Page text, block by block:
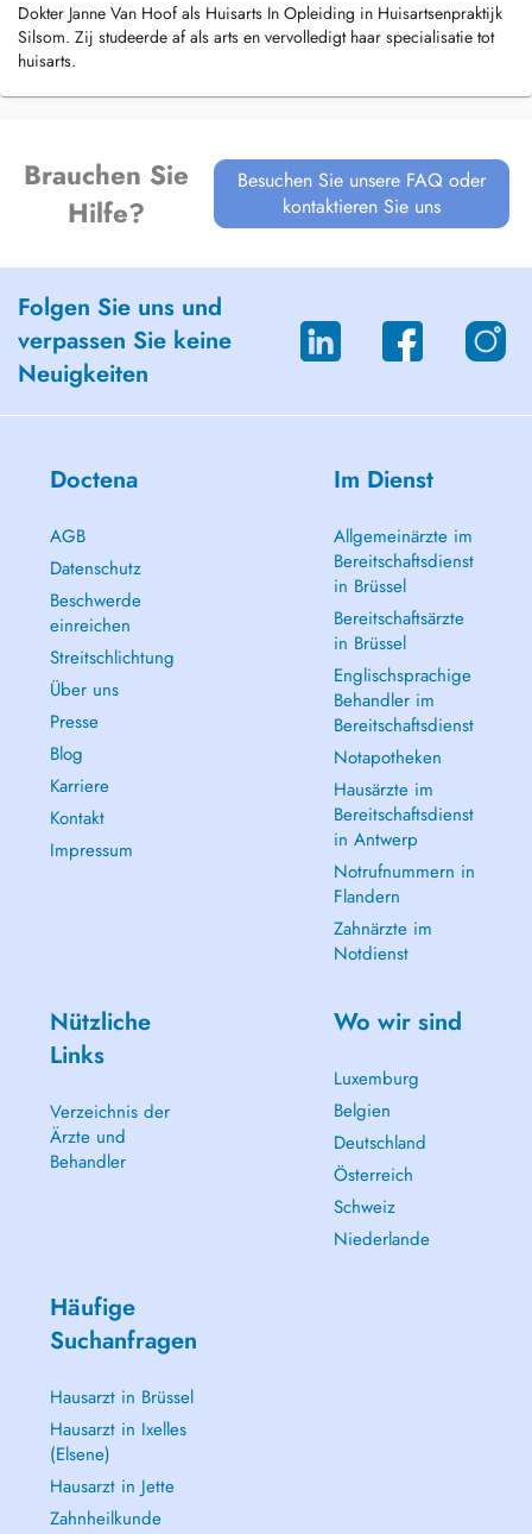
Dokter Janne Van Hoof als Huisarts In Opleiding in Huisartsenpraktijk
Silsom. Zij studeerde af als arts en vervolledigt haar specialisatie tot
huisarts.
Brauchen Sie
Hilfe?
Besuchen Sie unsere FAQ oder
kontaktieren Sie uns
Folgen Sie uns und
verpassen Sie keine
Neuigkeiten
Doctena
AGB
Datenschutz
Beschwerde
einreichen
Streitschlichtung
Über uns
Presse
Blog
Karriere
Kontakt
Impressum
Im Dienst
Allgemeinärzte im
Bereitschaftsdienst
in Brüssel
Bereitschaftsärzte
in Brüssel
Englischsprachige
Behandler im
Bereitschaftsdienst
Notapotheken
Hausärzte im
Bereitschaftsdienst
in Antwerp
Notrufnummern in
Flandern
Zahnärzte im
Notdienst
Nützliche
Links
Verzeichnis der
Ärzte und
Behandler
Wo wir sind
Luxemburg
Belgien
Deutschland
Österreich
Schweiz
Niederlande
Häufige
Suchanfragen
Hausarzt in Brüssel
Hausarzt in Ixelles
(Elsene)
Hausarzt in Jette
Zahnheilkunde